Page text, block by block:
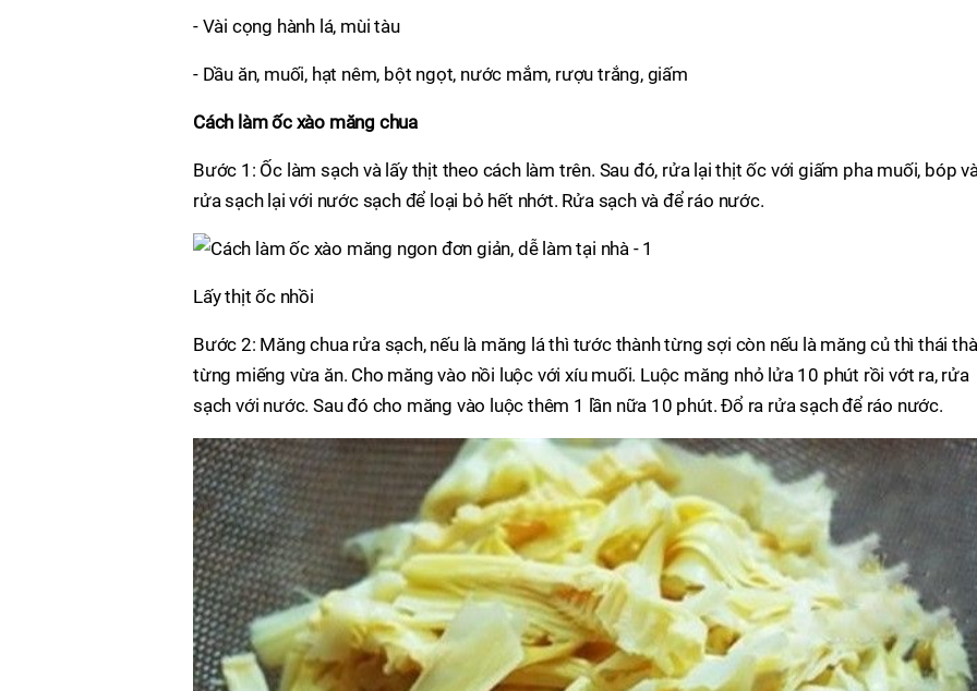
- Vài cọng hành lá, mùi tàu
- Dầu ăn, muối, hạt nêm, bột ngọt, nước mắm, rượu trắng, giấm
Cách làm ốc xào măng chua
Bước 1: Ốc làm sạch và lấy thịt theo cách làm trên. Sau đó, rửa lại thịt ốc với giấm pha muối, bóp
rửa sạch lại với nước sạch để loại bỏ hết nhớt. Rửa sạch và để ráo nước.
Lấy thịt ốc nhồi
Bước 2: Măng chua rửa sạch, nếu là măng lá thì tước thành từng sợi còn nếu là măng củ thì thái
từng miếng vừa ăn. Cho măng vào nồi luộc với xíu muối. Luộc măng nhỏ lửa 10 phút rồi vớt ra, rửa
sạch với nước. Sau đó cho măng vào luộc thêm 1 lần nữa 10 phút. Đổ ra rửa sạch để ráo nước.